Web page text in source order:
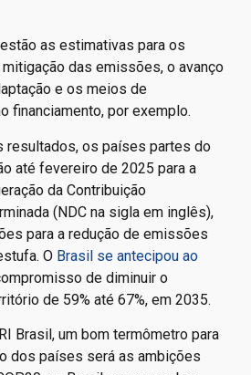
de um Balanço Global
metas de longo prazo”. O
entregue em Dubai, durante a
das emissões, o avanço
e os meios de
financiamento, por exemplo.
resultados, os países partes do
até fevereiro de 2025 para a
da Contribuição
(NDC na sigla em inglês),
O Brasil se antecipou ao
de diminuir o